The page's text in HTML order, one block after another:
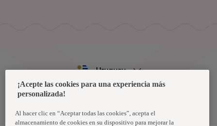
Política de privacidad de datos
Uruguay
¡Acepte las cookies para una experiencia más
personalizada!
Al hacer clic en “Aceptar todas las cookies”, acepta el
almacenamiento de cookies en su dispositivo para mejorar la